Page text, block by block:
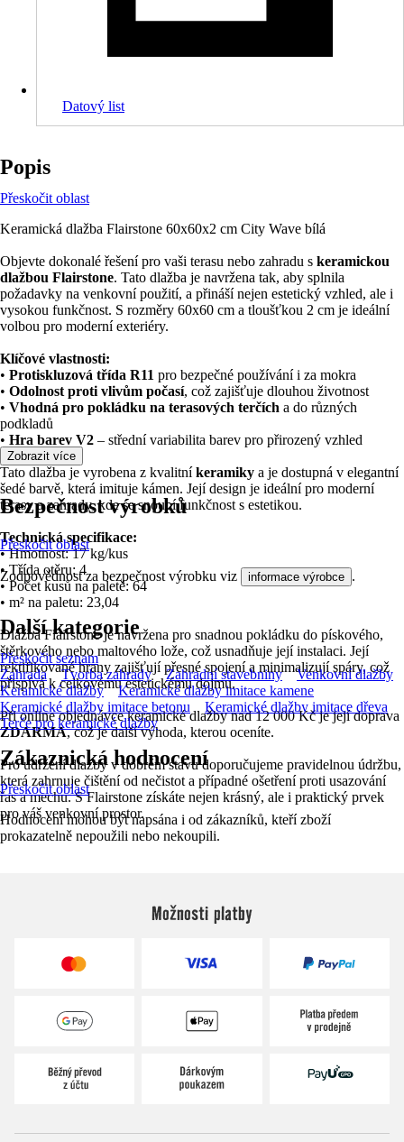
Datový list
Popis
Přeskočit oblast
Keramická dlažba Flairstone 60x60x2 cm City Wave bílá
Objevte dokonalé řešení pro vaši terasu nebo zahradu s keramickou
dlažbou Flairstone. Tato dlažba je navržena tak, aby splnila
požadavky na venkovní použití, a přináší nejen estetický vzhled, ale i
vysokou funkčnost. S rozměry 60x60 cm a tloušťkou 2 cm je ideální
volbou pro moderní exteriéry.
Klíčové vlastnosti:
• Protiskluzová třída R11 pro bezpečné používání i za mokra
• Odolnost proti vlivům počasí, což zajišťuje dlouhou životnost
• Vhodná pro pokládku na terasových terčích a do různých
podkladů
• Hra barev V2 – střední variabilita barev pro přirozený vzhled
Tato dlažba je vyrobena z kvalitníkeramiky a je dostupná v elegantní
šedé barvě, která imituje kámen. Její design je ideální pro moderní
terasy a zahrady, kde se snoubí funkčnost s estetikou.
Technická specifikace:
• Hmotnost: 17 kg/kus
• Třída otěru: 4
• Počet kusů na paletě: 64
• m² na paletu: 23,04
Dlažba Flairstone je navržena pro snadnou pokládku do pískového,
štěrkového nebo maltového lože, což usnadňuje její instalaci. Její
rektifikované hrany zajišťují přesné spojení a minimalizují spáry, což
přispívá k celkovému estetickému dojmu.
Při online objednávce keramické dlažby nad 12 000 Kč je její doprava
ZDARMA, což je další výhoda, kterou oceníte.
Pro udržení dlažby v dobrém stavu doporučujeme pravidelnou údržbu,
která zahrnuje čištění od nečistot a případné ošetření proti usazování
řas a mechu. S Flairstone získáte nejen krásný, ale i praktický prvek
pro váš venkovní prostor.
Zobrazit více
Bezpečnost výrobků
Přeskočit oblast
Zodpovědnost za bezpečnost výrobku viz informace výrobce .
Další kategorie
Přeskočit seznam
Zahrada
Tvorba zahrady Zahradní stavebniny
Venkovní dlažby
Keramické dlažby
Keramické dlažby imitace kamene
Keramické dlažby imitace betonu
Keramické dlažby imitace dřeva
Terče pro keramické dlažby
Zákaznická hodnocení
Přeskočit oblast
Hodnocení mohou být napsána i od zákazníků, kteří zboží
prokazatelně nepoužili nebo nekoupili.
Možnosti platby